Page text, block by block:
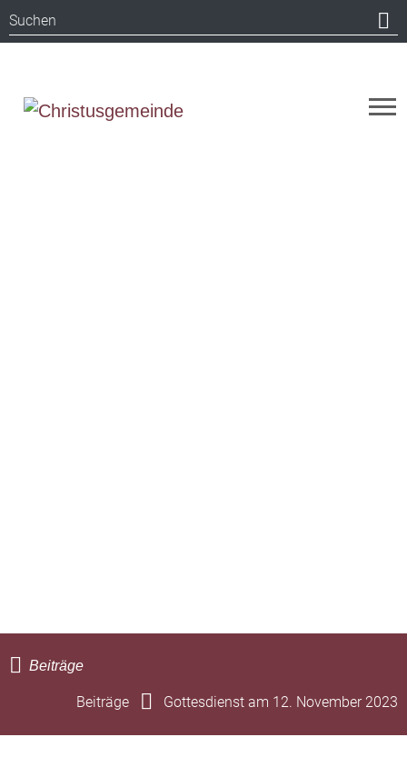
Beiträge
Beiträge Gottesdienst am 12. November 2023